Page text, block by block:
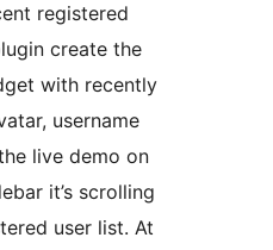
registered
create the
with recently
username
live demo on
it’s scrolling
user list. At